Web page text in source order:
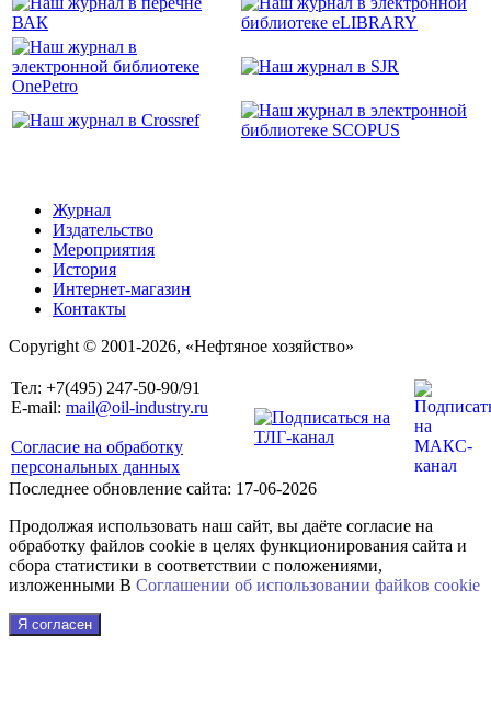
Журнал
Издательство
Мероприятия
История
Интернет-магазин
Контакты
Copyright © 2001-2026, «Нефтяное хозяйство»
Тел: +7(495) 247-50-90/91
E-mail: mail@oil-industry.ru
Согласие на обработку
персональных данных
Последнее обновление сайта: 17-06-2026
Продолжая использовать наш сайт, вы даёте согласие на
обработку файлов cookie в целях функционирования сайта и
сбора статистики в соответствии с положениями,
изложенными В Соглашении об использовании файkов cookie
Я согласен